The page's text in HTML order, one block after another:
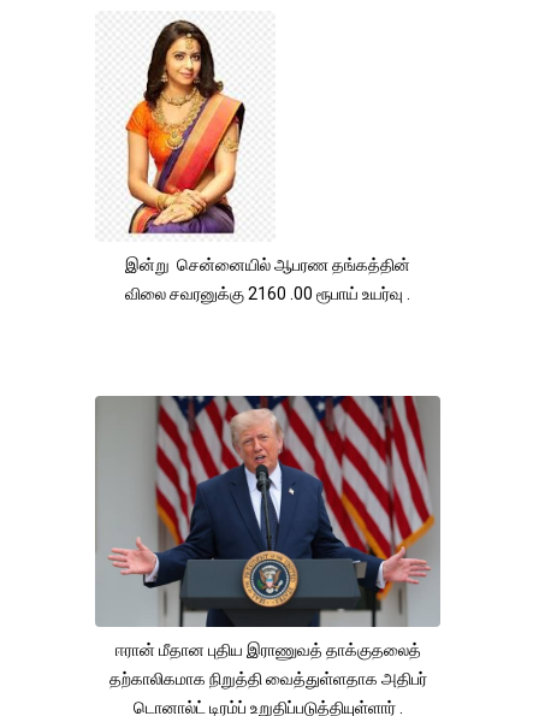
இன்று சென்னையில் ஆபரண தங்கத்தின்
விலை சவரனுக்கு 2160 .00 ரூபாய் உயர்வு .
ஈரான் மீதான புதிய இராணுவத் தாக்குதலைத்
தற்காலிகமாக நிறுத்தி வைத்துள்ளதாக அதிபர்
டொனால்ட் டிரம்ப் உறுதிப்படுத்தியுள்ளார் .